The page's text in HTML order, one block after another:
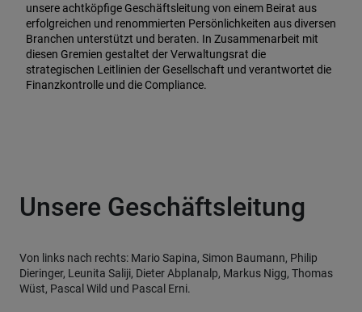
unsere achtköpfige Geschäftsleitung von einem Beirat aus
erfolgreichen und renommierten Persönlichkeiten aus diversen
Branchen unterstützt und beraten. In Zusammenarbeit mit
diesen Gremien gestaltet der Verwaltungsrat die
strategischen Leitlinien der Gesellschaft und verantwortet die
Finanzkontrolle und die Compliance.
Unsere Geschäftsleitung
Von links nach rechts: Mario Sapina, Simon Baumann, Philip
Dieringer, Leunita Saliji, Dieter Abplanalp, Markus Nigg, Thomas
Wüst, Pascal Wild und Pascal Erni.